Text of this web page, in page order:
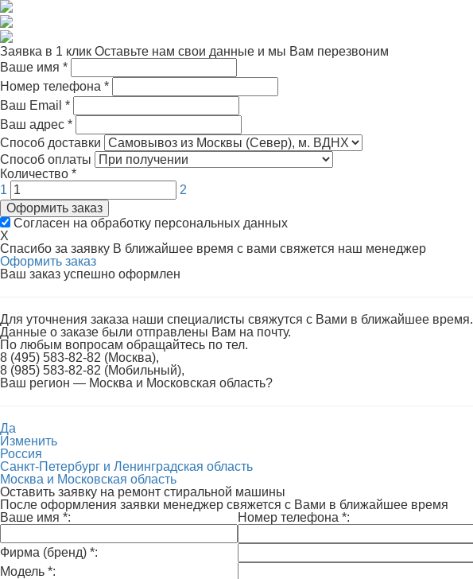
Заявка в 1 клик Оставьте нам свои данные и мы Вам перезвоним
Ваше имя *
Номер телефона *
Ваш Email *
Ваш адрес *
Способ доставки
Способ оплаты
Количество *
1
2
Оформить заказ
Согласен на обработку персональных данных
X
Спасибо за заявку В ближайшее время с вами свяжется наш менеджер
Оформить заказ
Ваш заказ успешно оформлен
Для уточнения заказа наши специалисты свяжутся с Вами в ближайшее время.
Данные о заказе были отправлены Вам на почту.
По любым вопросам обращайтесь по тел.
8 (495) 583-82-82 (Москва),
8 (985) 583-82-82 (Мобильный),
Ваш регион — Москва и Московская область?
Да
Изменить
Россия
Санкт-Петербург и Ленинградская область
Москва и Московская область
Оставить заявку на ремонт стиральной машины
После оформления заявки менеджер свяжется с Вами в ближайшее время
Ваше имя *: Номер телефона *:
Фирма (бренд) *:
Модель *: